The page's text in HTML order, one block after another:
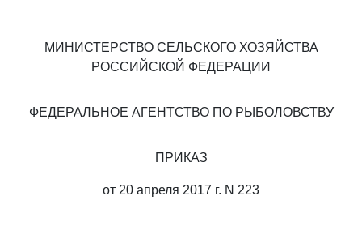
МИНИСТЕРСТВО СЕЛЬСКОГО ХОЗЯЙСТВА
РОССИЙСКОЙ ФЕДЕРАЦИИ
ФЕДЕРАЛЬНОЕ АГЕНТСТВО ПО РЫБОЛОВСТВУ
ПРИКАЗ
от 20 апреля 2017 г. N 223